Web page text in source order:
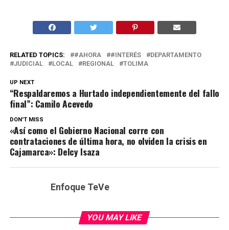
RELATED TOPICS: #AHORA #INTERÉS
DEPARTAMENTO
JUDICIAL
LOCAL REGIONAL TOLIMA
UP NEXT
“Respaldaremos a Hurtado independientemente del fallo
final”: Camilo Acevedo
DON'T MISS
«Así como el Gobierno Nacional corre con
contrataciones de última hora, no olviden la crisis en
Cajamarca»: Delcy Isaza
Enfoque TeVe
YOU MAY LIKE